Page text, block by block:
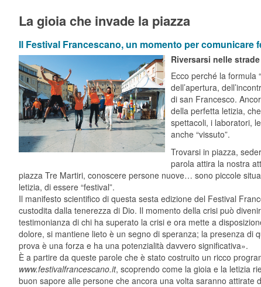
La gioia che invade la piazza
Il Festival Francescano, un momento per comunicare
Riversarsi nelle strade
Ecco perché la formula
dell’apertura,
di san Francesco.
della perfetta letizia,
spettacoli, i laboratori,
anche “vissuto”.
Trovarsi in piazza,
parola attira la nostra
piazza Tre Martiri, conoscere persone nuove… sono piccole
letizia, di essere “festival”.
Il manifesto scientifico di questa sesta edizione del Festival
custodita dalla tenerezza di Dio. Il momento della crisi può
testimonianza di chi ha superato la crisi e ora mette a
dolore, si mantiene lieto è un segno di speranza; la presenza di
prova è una forza e ha una potenzialità davvero significativa».
È a partire da queste parole che è stato costruito un ricco
www.festivalfrancescano.it, scoprendo come la gioia e la letizia
buon sapore alle persone che ancora una volta saranno attirate